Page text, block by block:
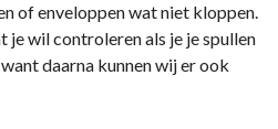
of enveloppen wat niet kloppen.
je wil controleren als je je spullen
daarna kunnen wij er ook